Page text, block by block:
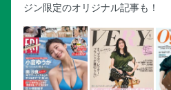
奥付
ジン限定のオリジナル記事も！